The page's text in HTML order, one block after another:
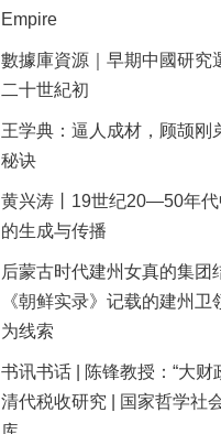
Empire
數據庫資源｜早期中國研究
二十世紀初
王学典：逼人成材，顾颉刚
秘诀
黄兴涛丨19世纪20—50年代
的生成与传播
后蒙古时代建州女真的集
《朝鲜实录》记载的建州卫
为线索
书讯书话 | 陈锋教授：“大财
清代税收研究 | 国家哲学社